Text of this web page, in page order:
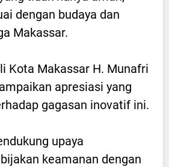
dengan budaya dan
Makassar.
Kota Makassar H. Munafri
apresiasi yang
gagasan inovatif ini.
upaya
keamanan dengan